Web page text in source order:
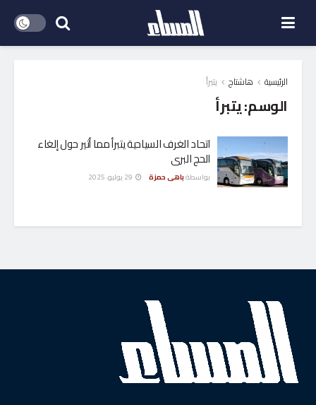
الرئيسية هاشتاج يتبرأ
الوسم:يتبرأ
اتحاد الغرف السياحية يتبرأ مما أثير حول إلغاء
الحج البرى
بواسطةباهى حمزة